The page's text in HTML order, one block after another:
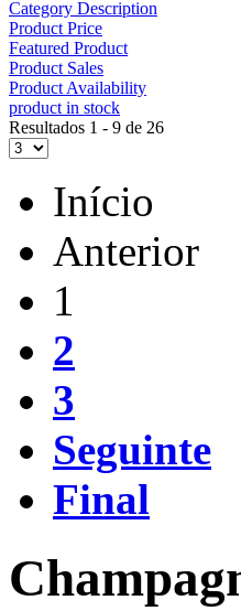
Category Description
Product Price
Featured Product
Product Sales
Product Availability
product in stock
Resultados 1 - 9 de 26
Início
Anterior
1
2
3
Seguinte
Final